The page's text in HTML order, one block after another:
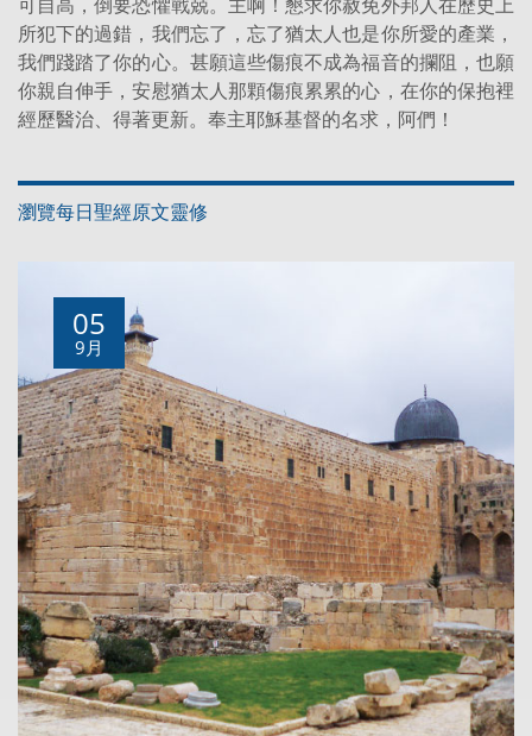
所犯下的過錯，我們忘了，忘了猶太人也是你所愛的產業，
我們踐踏了你的心。甚願這些傷痕不成為福音的攔阻，也願
你親自伸手，安慰猶太人那顆傷痕累累的心，在你的保抱裡
經歷醫治、得著更新。奉主耶穌基督的名求，阿們！
瀏覽每日聖經原文靈修
05
9月